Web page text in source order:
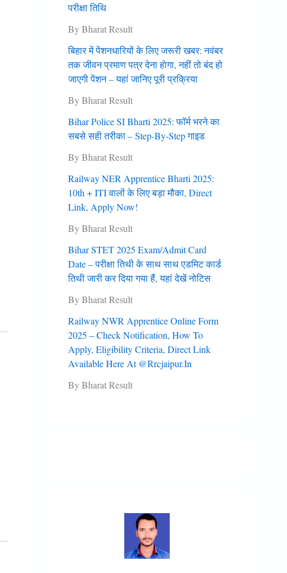
परीक्षा तिथि
By Bharat Result
बिहार में पेंशनधारियों के लिए जरूरी खबर: नवंबर
तक जीवन प्रमाण पत्र देना हाेगा, नहीं तो बंद हो
जाएगी पेंशन – यहां जानिए पूरी प्रक्रिया
By Bharat Result
Bihar Police SI Bharti 2025: फॉर्म भरने का
सबसे सही तरीका – Step-By-Step गाइड
By Bharat Result
Railway NER Apprentice Bharti 2025:
10th + ITI वालों के लिए बड़ा मौका, Direct
Link, Apply Now!
By Bharat Result
Bihar STET 2025 Exam/Admit Card
Date – परीक्षा तिथी के साथ साथ एडमिट कार्ड
तिथी जारी कर दिया गया हैं, यहां देखें नोटिस
By Bharat Result
Railway NWR Apprentice Online Form
2025 – Check Notification, How To
Apply, Eligibility Criteria, Direct Link
Available Here At @rrcjaipur.in
By Bharat Result